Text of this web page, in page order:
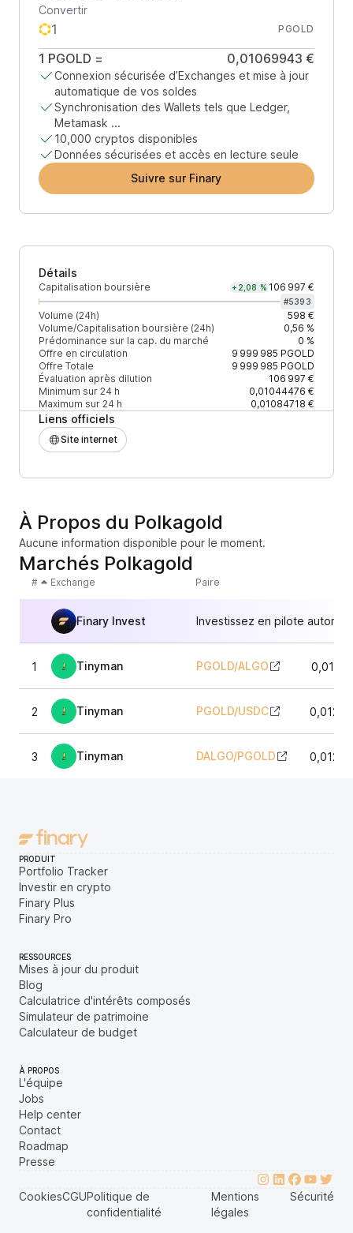
Convertir
PGOLD
1 PGOLD = 0,01069943 €
Connexion sécurisée d’Exchanges et mise à jour
automatique de vos soldes
Synchronisation des Wallets tels que Ledger,
Metamask ...
10,000 cryptos disponibles
Données sécurisées et accès en lecture seule
Suivre sur Finary
Détails
Capitalisation boursière +2,08 % 106 997 €
#5393
Volume (24h)
598 €
Volume/Capitalisation boursière (24h)
0,56 %
Prédominance sur la cap. du marché
0 %
Offre en circulation
9 999 985 PGOLD
Offre Totale
9 999 985 PGOLD
Évaluation après dilution
106 997 €
Minimum sur 24 h
0,01044476 €
Maximum sur 24 h
0,01084718 €
Liens officiels
Site internet
À Propos du Polkagold
Aucune information disponible pour le moment.
Marchés Polkagold
# Exchange Paire
Finary Invest Investissez en pilote
1 Tinyman PGOLD/ALGO
2 Tinyman PGOLD/USDC
3 Tinyman DALGO/PGOLD
PRODUIT
Portfolio Tracker
Investir en crypto
Finary Plus
Finary Pro
RESSOURCES
Mises à jour du produit
Blog
Calculatrice d'intérêts composés
Simulateur de patrimoine
Calculateur de budget
À PROPOS
L'équipe
Jobs
Help center
Contact
Roadmap
Presse
CookiesCGUPolitique de
confidentialité
Mentions
légales
Sécurité